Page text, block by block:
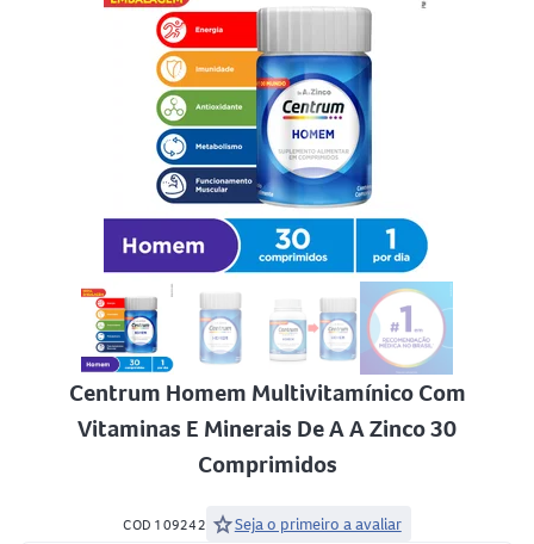
Centrum Homem Multivitamínico Com
Vitaminas E Minerais De A A Zinco 30
Comprimidos
COD 109242 starSeja o primeiro a avaliar